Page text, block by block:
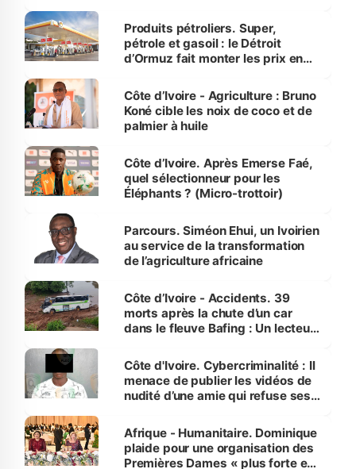
menacées
Produits pétroliers. Super,
pétrole et gasoil : le Détroit
d’Ormuz fait monter les prix en
Côte d’Ivoire - Agriculture : Bruno
Koné cible les noix de coco et de
palmier à huile
Côte d’Ivoire. Après Emerse Faé,
quel sélectionneur pour les
Éléphants ? (Micro-trottoir)
Parcours. Siméon Ehui, un Ivoirien
au service de la transformation
de l’agriculture africaine
Côte d’Ivoire - Accidents. 39
morts après la chute d’un car
dans le fleuve Bafing : Un lecteur
des Transports
Côte d'Ivoire. Cybercriminalité : Il
menace de publier les vidéos de
nudité d’une amie qui refuse ses
Afrique - Humanitaire. Dominique
plaide pour une organisation des
Premières Dames « plus forte et